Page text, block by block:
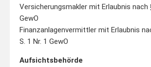
Versicherungsmakler mit Erlaubnis nach
GewO
Finanzanlagenvermittler mit Erlaubnis
S. 1 Nr. 1 GewO
Aufsichtsbehörde